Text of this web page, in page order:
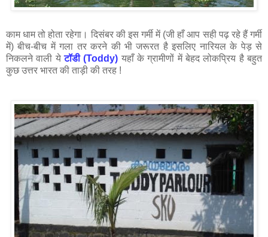
काम धाम तो होता रहेगा। दिसंबर की इस गर्मी में (जी हाँ आप सही पढ़ रहे हैं गर्मी
में) बीच-बीच में गला तर करने की भी जरूरत है इसलिए नारियल के पेड़ से
निकलने वाली येटॉडी (Toddy) यहाँ के ग्रामीणों में बेहद लोकप्रिय है बहुत
कुछ उत्तर भारत की ताड़ी की तरह !